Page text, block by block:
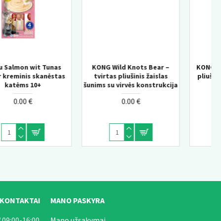
KONG Wild Knots Bear –
tvirtas pliušinis žaislas
šunims su virvės konstrukcija
KONG Knots Chicken M/L –
pliušinis žaislas šunims su
vidine virve
MANO PASKYRA